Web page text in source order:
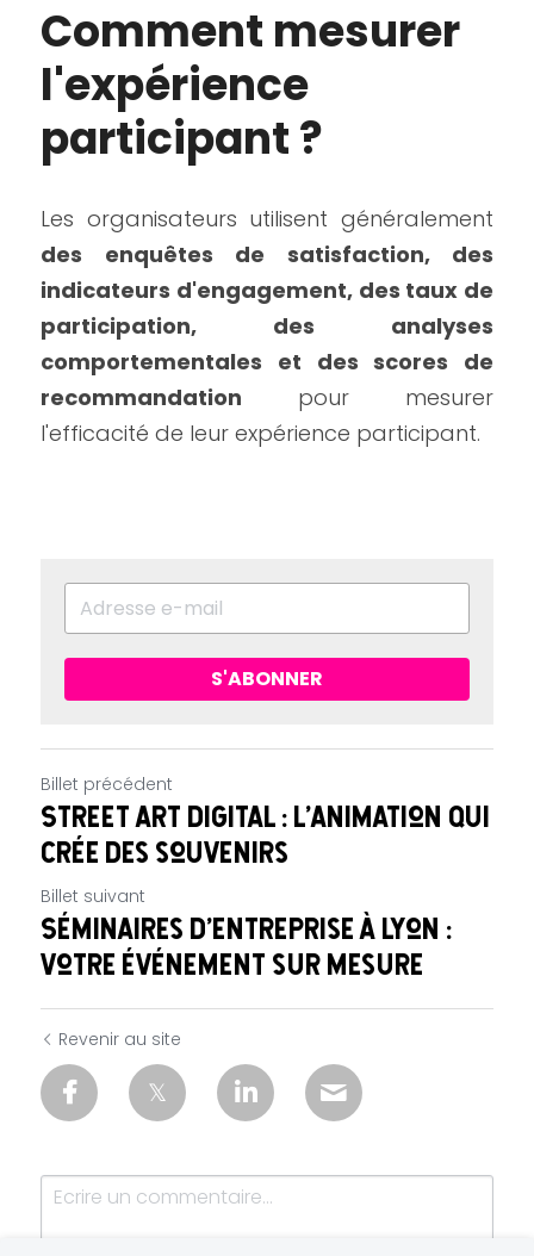
Comment mesurer
l'expérience
participant ?
des enquêtes de satisfaction, des
indicateurs d'engagement, des taux de
participation, des analyses
comportementales et des scores de
recommandation pour mesurer
l'efficacité de leur expérience participant.
S'ABONNER
Billet précédent
Street art digital : l'animation qui
crée des souvenirs
Billet suivant
Séminaires d’entreprise à Lyon :
votre événement sur mesure
Revenir au site